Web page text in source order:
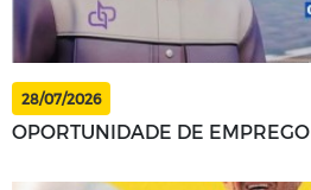
28/07/2026
OPORTUNIDADE DE EMPREGO